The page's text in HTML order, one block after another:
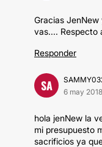
Gracias
vas.... Respecto
Responder
SA
6 may 2018
hola jenNew la
mi presupuesto
sacrificios ya